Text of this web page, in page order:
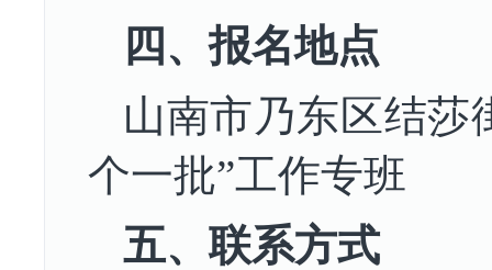
四、报名地点
山南市乃东区结莎
个一批”工作专班
五、联系方式